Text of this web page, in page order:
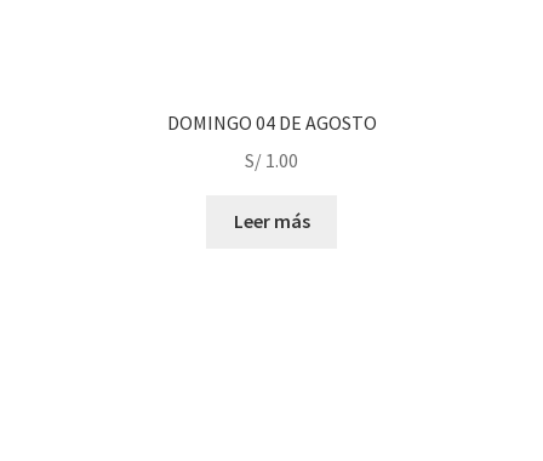
DOMINGO 04 DE AGOSTO
S/ 1.00
Leer más